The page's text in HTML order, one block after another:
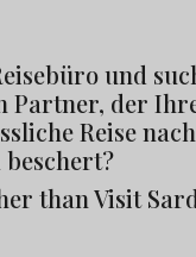
und
Partner, der
Reise
than Visit